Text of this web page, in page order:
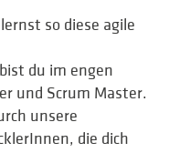
so diese agile
du im engen
und Scrum Master.
unsere
die dich